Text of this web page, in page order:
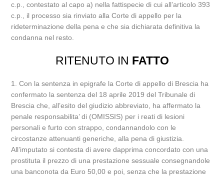
c.p., contestato al capo a) nella fattispecie di cui all’articolo 393
c.p., il processo sia rinviato alla Corte di appello per la
rideterminazione della pena e che sia dichiarata definitiva la
condanna nel resto.
RITENUTO IN FATTO
1. Con la sentenza in epigrafe la Corte di appello di Brescia ha
confermato la sentenza del 18 aprile 2019 del Tribunale di
Brescia che, all’esito del giudizio abbreviato, ha affermato la
penale responsabilita’ di (OMISSIS) per i reati di lesioni
personali e furto con strappo, condannandolo con le
circostanze attenuanti generiche, alla pena di giustizia.
All’imputato si contesta di avere dapprima concordato con una
prostituta il prezzo di una prestazione sessuale consegnandole
una banconota da Euro 50,00 e poi, senza che la prestazione